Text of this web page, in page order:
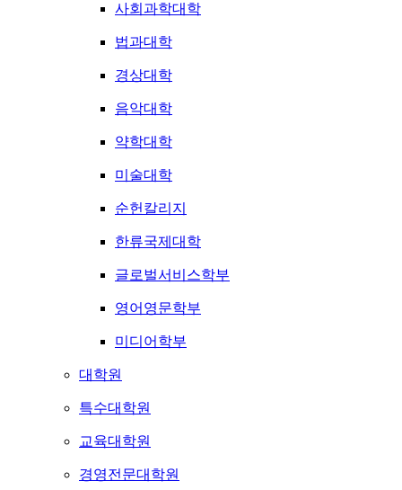
사회과학대학
법과대학
경상대학
음악대학
약학대학
미술대학
순헌칼리지
한류국제대학
글로벌서비스학부
영어영문학부
미디어학부
대학원
특수대학원
교육대학원
경영전문대학원